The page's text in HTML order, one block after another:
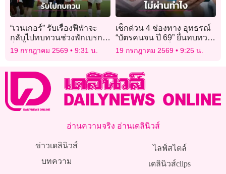
“เวนเกอร์” รับเรื่องฟีฟ่าจะ
กลับไปทบทวนช่วงพักเบรก
ดื่มน้ำฟุตบอลโลก
19 กรกฎาคม 2569 9:31 น.
เช็กด่วน 4 ช่องทาง อุทธรณ์
“บัตรคนจน ปี 69” ยื่นทบทวน
สิทธิทางไหนดีที่สุด
19 กรกฎาคม 2569 9:25 น.
อ่านความจริง อ่านเดลินิวส์
ข่าวเดลินิวส์
บทความ
ไลฟ์สไตล์
เดลินิวส์clips